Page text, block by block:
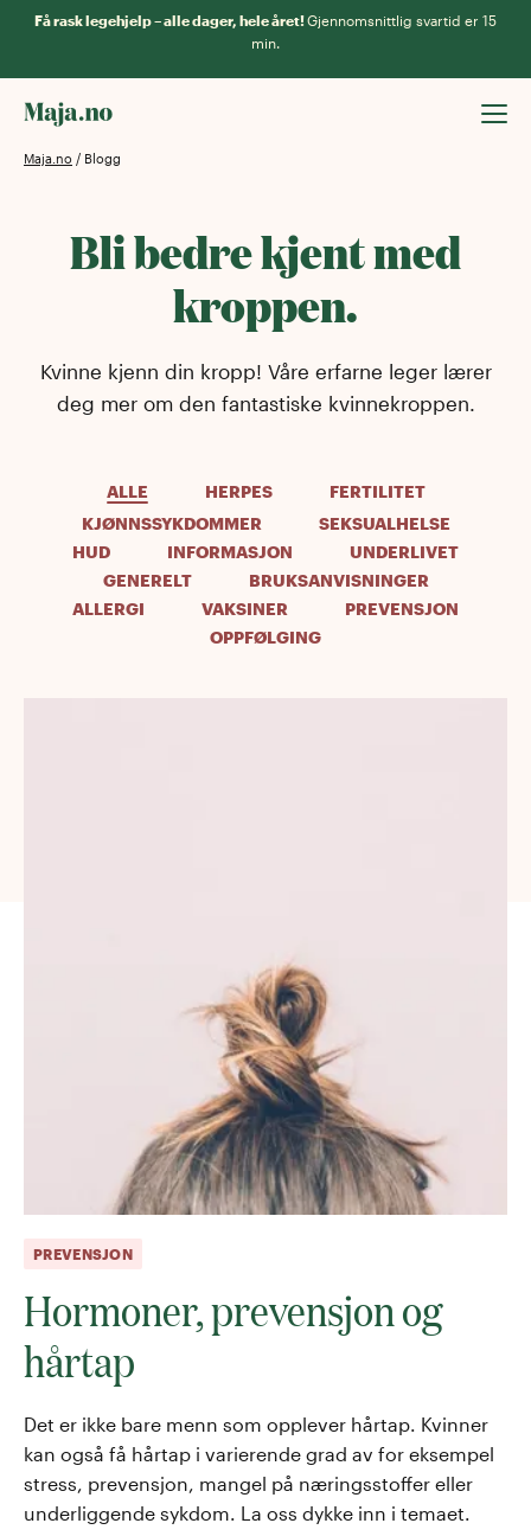
Få rask legehjelp – alle dager, hele året!Gjennomsnittlig svartid er 15
min.
Maja.no / Blogg
Bli bedre kjent med
kroppen.
Kvinne kjenn din kropp! Våre erfarne leger lærer
deg mer om den fantastiske kvinnekroppen.
ALLE HERPES
FERTILITET
KJØNNSSYKDOMMER
SEKSUALHELSE
HUD
INFORMASJON
UNDERLIVET
GENERELT
BRUKSANVISNINGER
ALLERGI
VAKSINER
PREVENSJON
OPPFØLGING
PREVENSJON
Hormoner, prevensjon og
hårtap
Det er ikke bare menn som opplever hårtap. Kvinner
kan også få hårtap i varierende grad av for eksempel
stress, prevensjon, mangel på næringsstoffer eller
underliggende sykdom. La oss dykke inn i temaet.